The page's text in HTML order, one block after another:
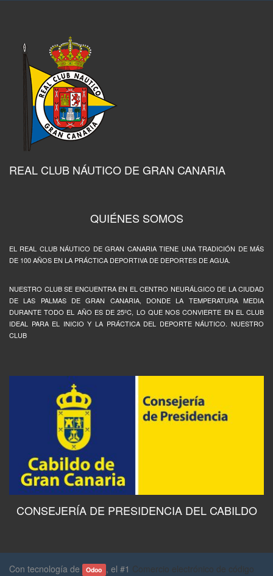
REAL CLUB NÁUTICO DE GRAN CANARIA
QUIÉNES SOMOS
EL REAL CLUB NÁUTICO DE GRAN CANARIA TIENE UNA TRADICIÓN DE MÁS
DE 100 AÑOS EN LA PRÁCTICA DEPORTIVA DE DEPORTES DE AGUA.
NUESTRO CLUB SE ENCUENTRA EN EL CENTRO NEURÁLGICO DE LA CIUDAD
DE LAS PALMAS DE GRAN CANARIA, DONDE LA TEMPERATURA MEDIA
DURANTE TODO EL AÑO ES DE 25ºC, LO QUE NOS CONVIERTE EN EL CLUB
IDEAL PARA EL INICIO Y LA PRÁCTICA DEL DEPORTE NÁUTICO. NUESTRO
CLUB
CONSEJERÍA DE PRESIDENCIA DEL CABILDO
Con tecnología de Odoo , el #1 Comercio electrónico de código